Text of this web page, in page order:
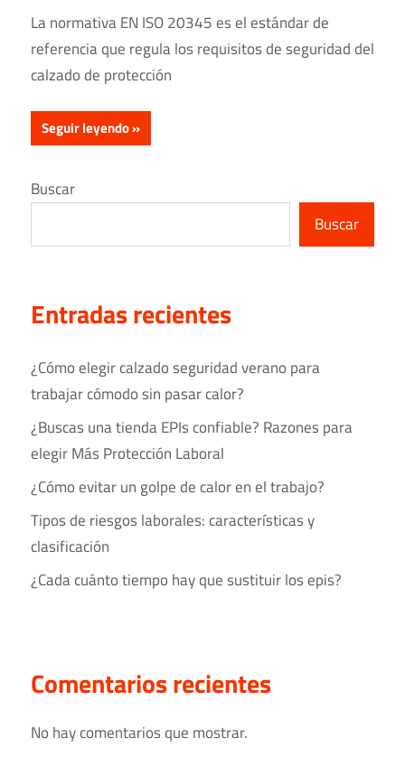
La normativa EN ISO 20345 es el estándar de
referencia que regula los requisitos de seguridad del
calzado de protección
Seguir leyendo
Buscar
Buscar
Entradas recientes
¿Cómo elegir calzado seguridad verano para
trabajar cómodo sin pasar calor?
¿Buscas una tienda EPIs confiable? Razones para
elegir Más Protección Laboral
¿Cómo evitar un golpe de calor en el trabajo?
Tipos de riesgos laborales​: características y
clasificación
¿Cada cuánto tiempo hay que sustituir los epis?
Comentarios recientes
No hay comentarios que mostrar.